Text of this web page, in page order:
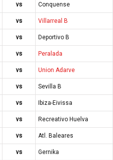
vs
Conquense
vs
Villarreal B
vs
Deportivo B
vs
Peralada
vs
Union Adarve
vs
Sevilla B
vs
Ibiza-Eivissa
vs
Recreativo Huelva
vs
Atl. Baleares
vs
Gernika